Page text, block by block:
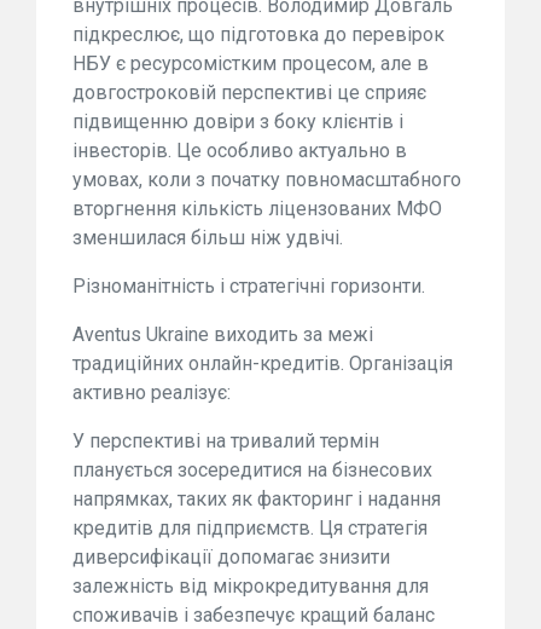
внутрішніх процесів. Володимир Довгаль
підкреслює, що підготовка до перевірок
НБУ є ресурсомістким процесом, але в
довгостроковій перспективі це сприяє
підвищенню довіри з боку клієнтів і
інвесторів. Це особливо актуально в
умовах, коли з початку повномасштабного
вторгнення кількість ліцензованих МФО
зменшилася більш ніж удвічі.
Різноманітність і стратегічні горизонти.
Aventus Ukraine виходить за межі
традиційних онлайн-кредитів. Організація
активно реалізує:
У перспективі на тривалий термін
планується зосередитися на бізнесових
напрямках, таких як факторинг і надання
кредитів для підприємств. Ця стратегія
диверсифікації допомагає знизити
залежність від мікрокредитування для
споживачів і забезпечує кращий баланс